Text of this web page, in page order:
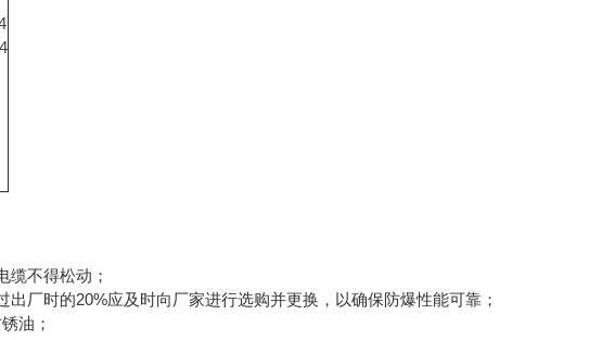
紧螺母压紧，密封及电缆不得松动；
厂时的20%应及时向厂家进行选购并更换，以确保防爆性能可靠；
油；